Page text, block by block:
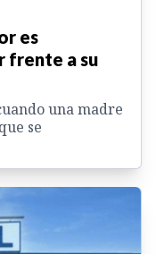
es
frente a su
una madre
se